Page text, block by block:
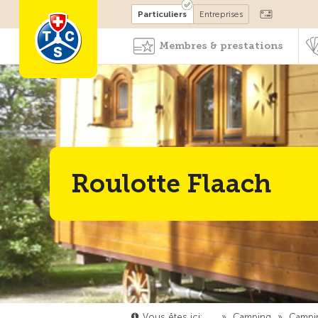
Devenir membre
Particuliers Entreprises
Membres & prestations
Roulotte Flaach